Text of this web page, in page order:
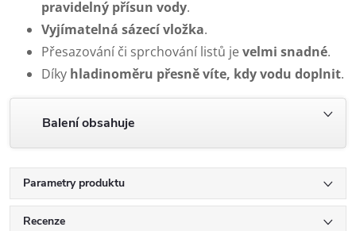
pravidelný přísun vody.
Vyjímatelná sázecí vložka.
Přesazování či sprchování listů jevelmi snadné.
Díky hladinoměru přesně víte, kdy vodu doplnit.
Balení obsahuje
Parametry produktu
Recenze